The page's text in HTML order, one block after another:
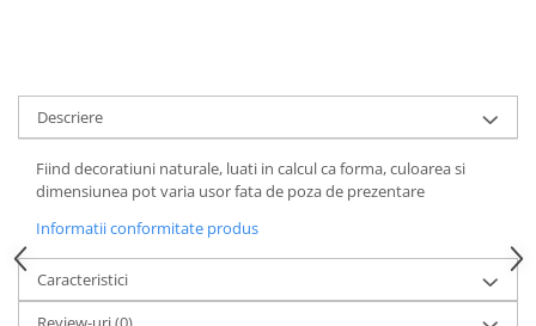
Descriere
Fiind decoratiuni naturale, luati in calcul ca forma, culoarea si
dimensiunea pot varia usor fata de poza de prezentare
Informatii conformitate produs
Caracteristici